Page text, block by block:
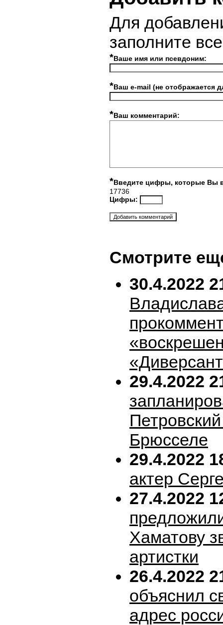
Для
заполните
*Ваше имя или псевдоним:
*Ваш e-mail (не отображается
*Ваш комментарий:
*Введите цифры, которые Вы
17736
Цифры:
Смотрите
30.4.2022
29.4.2022
Брюсселе
29.4.2022
актер
27.4.2022
Хаматову
артистки
26.4.2022
объяснил
адрес